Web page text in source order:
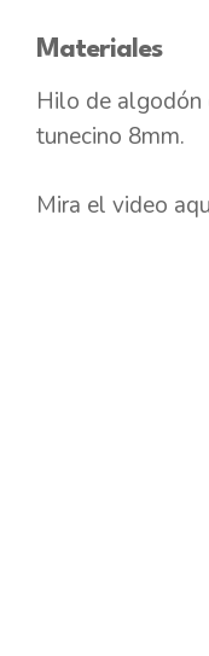
Materiales
Hilo de algodón
tunecino 8mm.
Mira el video